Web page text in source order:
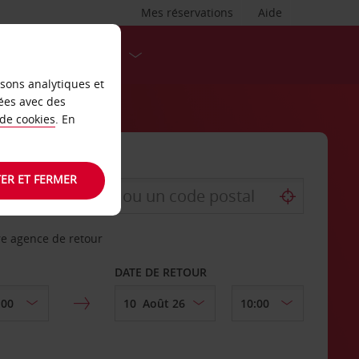
Aide
Mes réservations
agence de retour
DATE DE RETOUR
analytiques et
avec des
cookies. En
ET FERMER